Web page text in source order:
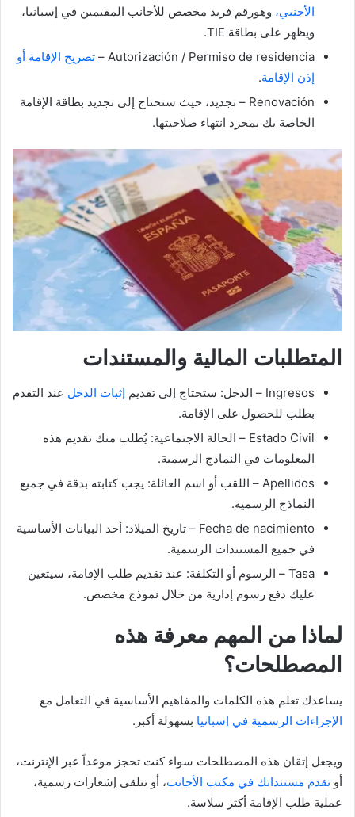
الأجنبي، وهورقم فريد مخصص للأجانب المقيمين في إسبانيا،
ويظهر على بطاقة TIE.
Autorización / Permiso de residencia –
تصريح الإقامة أو
إذن الإقامة.
Renovación – تجديد، حيث ستحتاج إلى تجديد بطاقة الإقامة
الخاصة بك بمجرد انتهاء صلاحيتها.
المتطلبات المالية والمستندات
Ingresos – الدخل: ستحتاج إلى تقديم إثبات الدخل عند التقدم
بطلب للحصول على الإقامة.
Estado Civil – الحالة الاجتماعية: يُطلب منك تقديم هذه
المعلومات في النماذج الرسمية.
Apellidos – اللقب أو اسم العائلة: يجب كتابته بدقة في جميع
النماذج الرسمية.
Fecha de nacimiento – تاريخ الميلاد: أحد البيانات الأساسية
في جميع المستندات الرسمية.
Tasa – الرسوم أو التكلفة: عند تقديم طلب الإقامة، سيتعين
عليك دفع رسوم إدارية من خلال نموذج مخصص.
لماذا من المهم معرفة هذه
المصطلحات؟
يساعدك تعلم هذه الكلمات والمفاهيم الأساسية في التعامل مع
الإجراءات الرسمية في إسبانيا بسهولة أكبر.
ويجعل إتقان هذه المصطلحات سواء كنت تحجز موعداً عبر الإنترنت،
أو تقدم مستنداتك في مكتب الأجانب، أو تتلقى إشعارات رسمية،
عملية طلب الإقامة أكثر سلاسة.